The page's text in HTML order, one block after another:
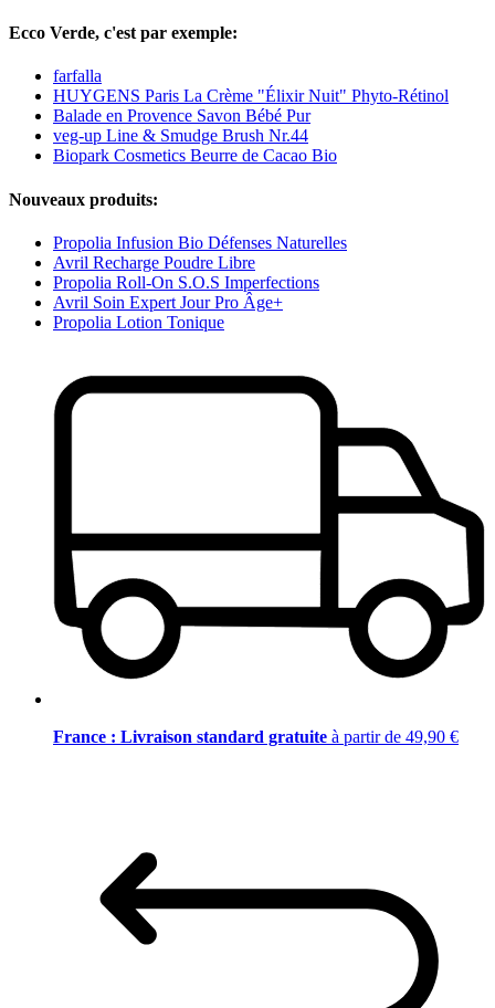
Ecco Verde, c'est par exemple:
farfalla
HUYGENS Paris La Crème "Élixir Nuit" Phyto-Rétinol
Balade en Provence Savon Bébé Pur
veg-up Line & Smudge Brush Nr.44
Biopark Cosmetics Beurre de Cacao Bio
Nouveaux produits:
Propolia Infusion Bio Défenses Naturelles
Avril Recharge Poudre Libre
Propolia Roll-On S.O.S Imperfections
Avril Soin Expert Jour Pro Âge+
Propolia Lotion Tonique
France : Livraison standard gratuite à partir de 49,90 €